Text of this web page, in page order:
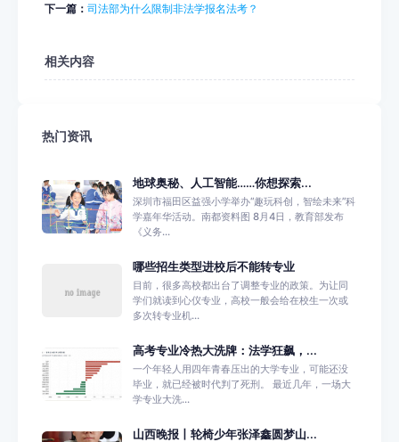
下一篇： 司法部为什么限制非法学报名法考？
相关内容
热门资讯
地球奥秘、人工智能……你想探索...
深圳市福田区益强小学举办“趣玩科创，智绘未来”科
学嘉年华活动。南都资料图 8月4日，教育部发布
《义务...
哪些招生类型进校后不能转专业
目前，很多高校都出台了调整专业的政策。为让同
学们就读到心仪专业，高校一般会给在校生一次或
多次转专业机...
高考专业冷热大洗牌：法学狂飙，...
一个年轻人用四年青春压出的大学专业，可能还没
毕业，就已经被时代判了死刑。 最近几年，一场大
学专业大洗...
山西晚报丨轮椅少年张泽鑫圆梦山...